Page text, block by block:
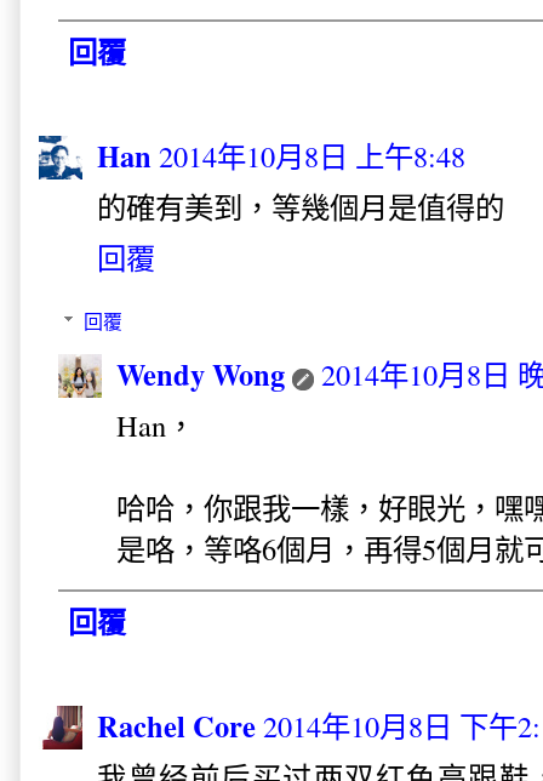
回覆
Han 2014年10月8日 上午8:48
的確有美到，等幾個月是值得的
回覆
回覆
Wendy Wong
2014年10月8日
Han，
哈哈，你跟我一樣，好眼光，嘿
是咯，等咯6個月，再得5個月就
回覆
Rachel Core2014年10月8日 下午